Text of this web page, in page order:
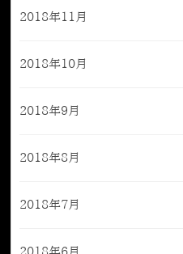
2018年11月
2018年10月
2018年9月
2018年8月
2018年7月